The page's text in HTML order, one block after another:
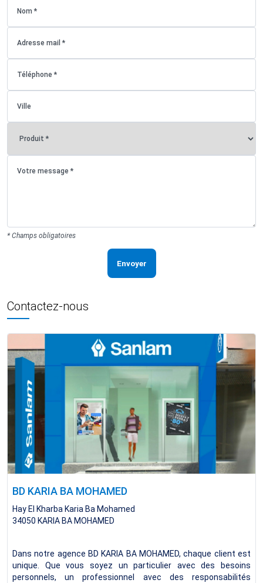
* Champs obligatoires
Envoyer
Contactez-nous
BD KARIA BA MOHAMED
Hay El Kharba Karia Ba Mohamed
34050 KARIA BA MOHAMED
Dans notre agence BD KARIA BA MOHAMED, chaque client est
unique. Que vous soyez un particulier avec des besoins
personnels, un professionnel avec des responsabilités